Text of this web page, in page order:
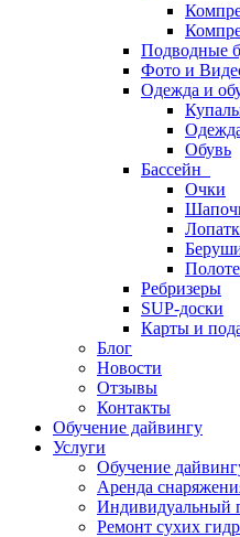
Подводные
Фото и
Одежда и
Обувь
Бассейн
Очки
Ребризеры
SUP-доски
Карты и
Блог
Новости
Отзывы
Контакты
Обучение дайвингу
Услуги
Обучение
Аренда
Индивидуальный
Ремонт сухих